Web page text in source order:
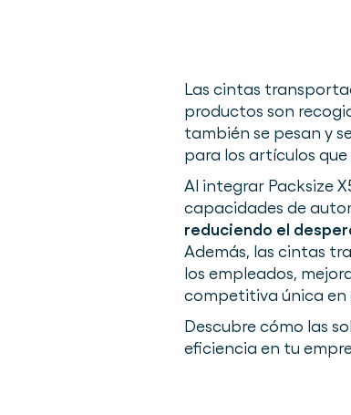
Las cintas
productos son
también se pesan y
para los artículos
Al integrar Packsize
capacidades de
reduciendo el
Además, las cintas
los empleados,
competitiva única en
Descubre cómo las
eficiencia en tu